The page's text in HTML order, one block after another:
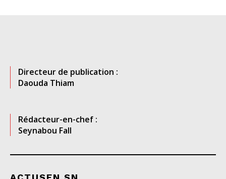
Directeur de publication :
Daouda Thiam
Rédacteur-en-chef :
Seynabou Fall